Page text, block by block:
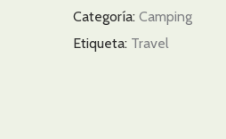
Categoría: Camping
Etiqueta: Travel